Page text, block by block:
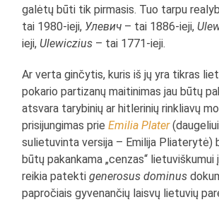
galėtų būti tik pirmasis. Tuo tarpu
tai 1980-ieji, Улевич – tai 1886-ieji,
ieji, Ulewiczius – tai 1771-ieji.
Ar verta ginčytis, kuris iš jų yra tikras
pokario partizanų maitinimas jau būtų
atsvara tarybinių ar hitlerinių rinkliavų
prisijungimas prieEmilia Plater
sulietuvinta versija – Emilija Pliaterytė)
būtų pakankama „cenzas“
reikia patektigenerosus dominus
papročiais gyvenančių laisvų lietuvių